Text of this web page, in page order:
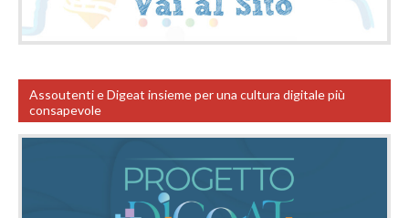
Assoutenti e Digeat insieme per una cultura digitale più
consapevole